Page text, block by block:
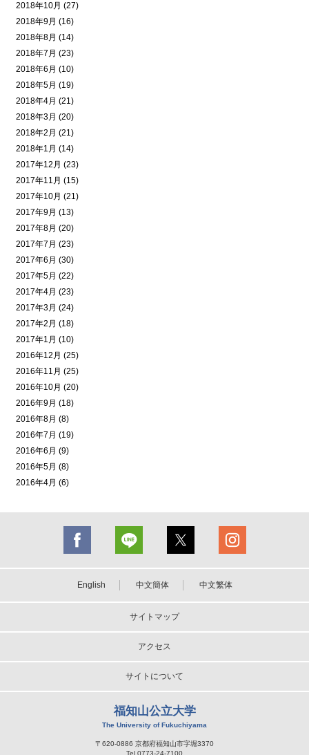
2018年10月 (27)
2018年9月 (16)
2018年8月 (14)
2018年7月 (23)
2018年6月 (10)
2018年5月 (19)
2018年4月 (21)
2018年3月 (20)
2018年2月 (21)
2018年1月 (14)
2017年12月 (23)
2017年11月 (15)
2017年10月 (21)
2017年9月 (13)
2017年8月 (20)
2017年7月 (23)
2017年6月 (30)
2017年5月 (22)
2017年4月 (23)
2017年3月 (24)
2017年2月 (18)
2017年1月 (10)
2016年12月 (25)
2016年11月 (25)
2016年10月 (20)
2016年9月 (18)
2016年8月 (8)
2016年7月 (19)
2016年6月 (9)
2016年5月 (8)
2016年4月 (6)
English 中文簡体 中文繁体
サイトマップ
アクセス
サイトについて
福知山公立大学
The University of Fukuchiyama
〒620-0886 京都府福知山市字堀3370
Tel.0773-24-7100